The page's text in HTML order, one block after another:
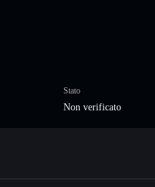
Stato
Non verificato